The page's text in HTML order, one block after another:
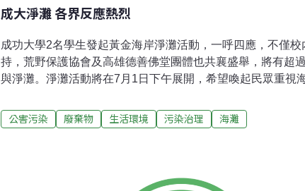
成大淨灘 各界反應熱烈
成功大學2名學生發起黃金海岸淨灘活動，一呼四應，不僅校
持，荒野保護協會及高雄德善佛堂團體也共襄盛舉，將有超
與淨灘。淨灘活動將在7月1日下午展開，希望喚起民眾重視
公害污染 廢棄物 生活環境 污染治理 海灘